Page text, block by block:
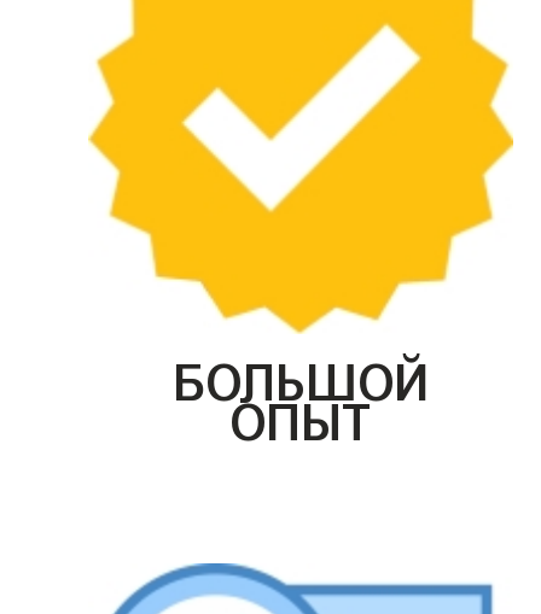
БОЛЬШОЙ
ОПЫТ